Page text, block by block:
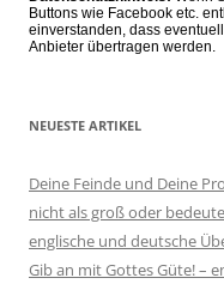
Buttons wie Facebook etc.
einverstanden, dass
Anbieter übertragen werden.
NEUESTE ARTIKEL
Deine Feinde und Deine
nicht als groß oder
englische und deutsche
Gib an mit Gottes Güte! –